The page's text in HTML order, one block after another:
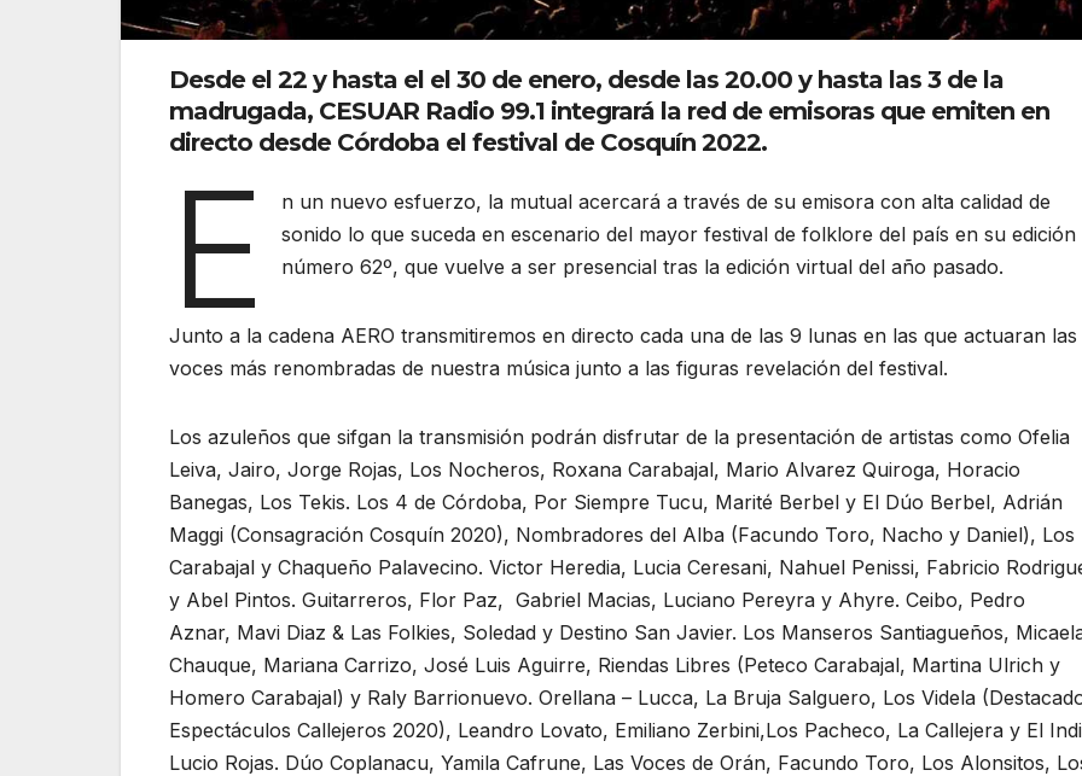
Desde el 22 y hasta el el 30 de enero, desde las 20.00 y hasta las 3 de la
madrugada, CESUAR Radio 99.1 integrará la red de emisoras que emiten en
directo desde Córdoba el festival de Cosquín 2022.
E
n un nuevo esfuerzo, la mutual acercará a través de su emisora con alta calidad de
sonido lo que suceda en escenario del mayor festival de folklore del país en su edición
número 62º, que vuelve a ser presencial tras la edición virtual del año pasado.
Junto a la cadena AERO transmitiremos en directo cada una de las 9 lunas en las que actuaran las
voces más renombradas de nuestra música junto a las figuras revelación del festival.
Los azuleños que sifgan la transmisión podrán disfrutar de la presentación de artistas como Ofelia
Leiva, Jairo, Jorge Rojas, Los Nocheros, Roxana Carabajal, Mario Alvarez Quiroga, Horacio
Banegas, Los Tekis. Los 4 de Córdoba, Por Siempre Tucu, Marité Berbel y El Dúo Berbel, Adrián
Maggi (Consagración Cosquín 2020), Nombradores del Alba (Facundo Toro, Nacho y Daniel), Los
Carabajal y Chaqueño Palavecino. Victor Heredia, Lucia Ceresani, Nahuel Penissi, Fabricio
y Abel Pintos. Guitarreros, Flor Paz, Gabriel Macias, Luciano Pereyra y Ahyre. Ceibo, Pedro
Aznar, Mavi Diaz & Las Folkies, Soledad y Destino San Javier. Los Manseros Santiagueños,
Chauque, Mariana Carrizo, José Luis Aguirre, Riendas Libres (Peteco Carabajal, Martina Ulrich y
Homero Carabajal) y Raly Barrionuevo. Orellana – Lucca, La Bruja Salguero, Los Videla
Espectáculos Callejeros 2020), Leandro Lovato, Emiliano Zerbini,Los Pacheco, La Callejera y El
Lucio Rojas. Dúo Coplanacu, Yamila Cafrune, Las Voces de Orán, Facundo Toro, Los Alonsitos,